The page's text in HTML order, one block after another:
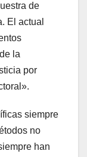
de
El actual
la
por
siempre
no
han